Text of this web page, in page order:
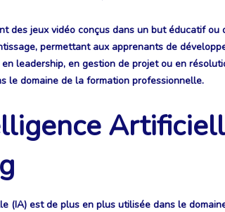
des jeux vidéo conçus dans un but éducatif
permettant aux apprenants de
leadership, en gestion de projet ou en
le domaine de la formation professionnelle.
(IA) est de plus en plus utilisée dans le